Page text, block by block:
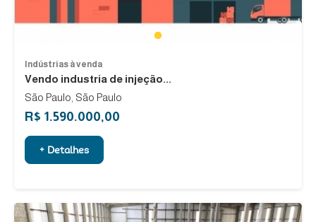
1
Indústrias à venda
Vendo industria de injeção...
São Paulo, São Paulo
R$ 1.590.000,00
+ Detalhes